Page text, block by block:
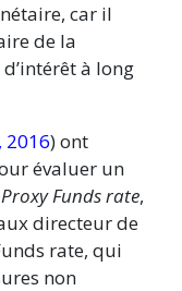
car il
de la
à long
2016)ont
évaluer un
Proxy Funds rate,
directeur de
rate, qui
non